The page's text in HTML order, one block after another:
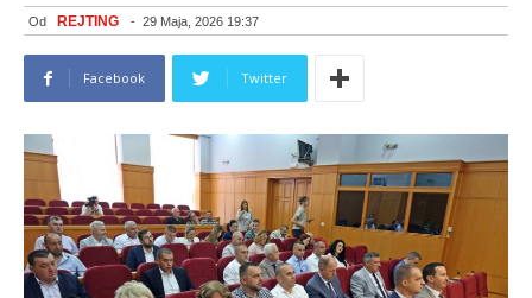
Od REJTING - 29 Maja, 2026 19:37
Facebook Twitter